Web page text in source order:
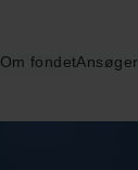
Om fondetAnsøger